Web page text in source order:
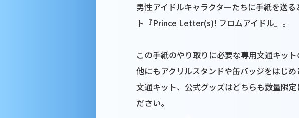
男性アイドルキャラクターたちに手紙を送
ト『Prince Letter(s)! フロムアイドル』。
この手紙のやり取りに必要な専用文通キット
他にもアクリルスタンドや缶バッジをはじ
文通キット、公式グッズはどちらも数量限
ださい。